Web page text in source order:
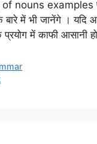
nouns examples
में भी जानेंगे । यदि
में काफी आसानी